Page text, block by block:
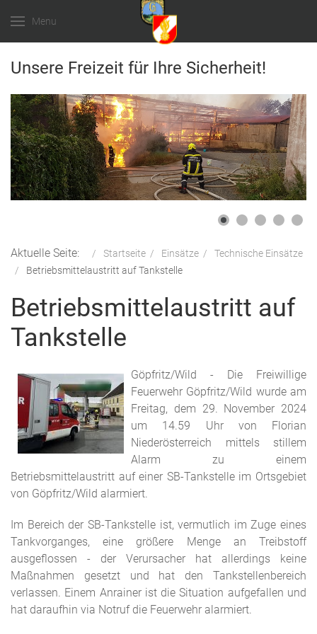
Menu
Unsere Freizeit für Ihre Sicherheit!
Aktuelle Seite: Startseite Einsätze
Technische Einsätze
Betriebsmittelaustritt auf Tankstelle
Betriebsmittelaustritt auf
Tankstelle
Göpfritz/Wild - Die Freiwillige
Feuerwehr Göpfritz/Wild wurde am
Freitag, dem 29. November 2024
um 14.59 Uhr von Florian
Niederösterreich mittels stillem
Alarm zu einem
Betriebsmittelaustritt auf einer SB-Tankstelle im Ortsgebiet
von Göpfritz/Wild alarmiert.
Im Bereich der SB-Tankstelle ist, vermutlich im Zuge eines
Tankvorganges, eine größere Menge an Treibstoff
ausgeflossen - der Verursacher hat allerdings keine
Maßnahmen gesetzt und hat den Tankstellenbereich
verlassen. Einem Anrainer ist die Situation aufgefallen und
hat daraufhin via Notruf die Feuerwehr alarmiert.